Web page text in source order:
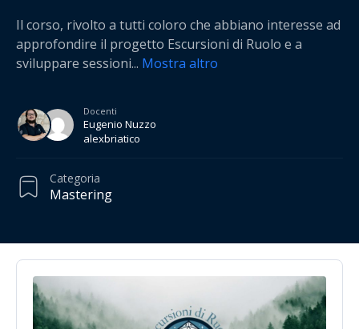
Il corso, rivolto a tutti coloro che abbiano interesse ad
approfondire il progetto Escursioni di Ruolo e a
sviluppare sessioni... Mostra altro
Docenti
Eugenio Nuzzo
alexbriatico
Categoria
Mastering